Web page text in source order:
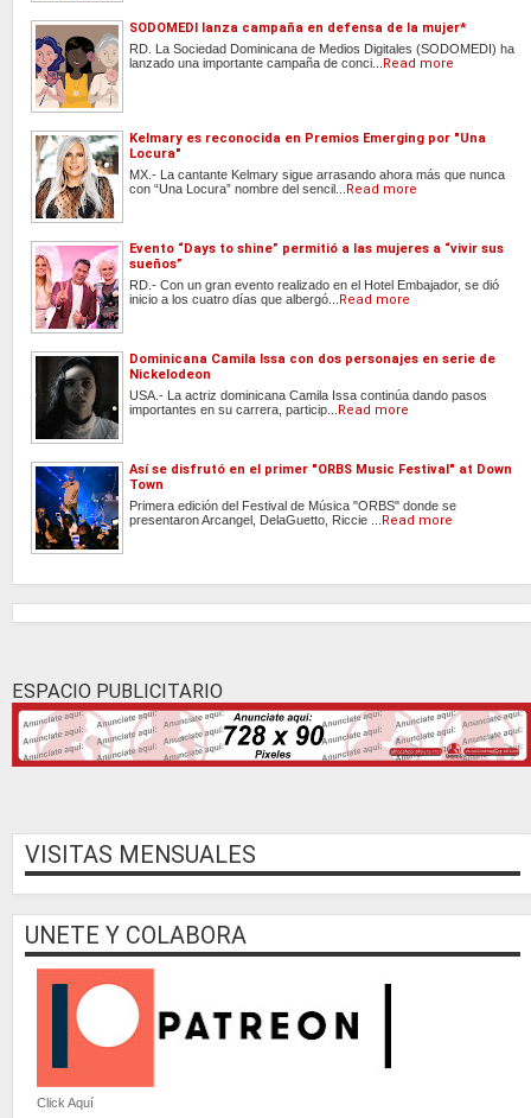
SODOMEDI lanza campaña en defensa de la mujer*
RD. La Sociedad Dominicana de Medios Digitales (SODOMEDI) ha
lanzado una importante campaña de conci... Read more
Kelmary es reconocida en Premios Emerging por "Una
Locura"
MX.- La cantante Kelmary sigue arrasando ahora más que nunca
con “Una Locura” nombre del sencil... Read more
Evento “Days to shine” permitió a las mujeres a “vivir sus
sueños”
RD.- Con un gran evento realizado en el Hotel Embajador, se dió
inicio a los cuatro días que albergó... Read more
Dominicana Camila Issa con dos personajes en serie de
Nickelodeon
USA.- La actriz dominicana Camila Issa continúa dando pasos
importantes en su carrera, particip... Read more
Así se disfrutó en el primer "ORBS Music Festival" at Down
Town
Primera edición del Festival de Música "ORBS" donde se
presentaron Arcangel, DelaGuetto, Riccie ... Read more
ESPACIO PUBLICITARIO
VISITAS MENSUALES
UNETE Y COLABORA
Click Aquí